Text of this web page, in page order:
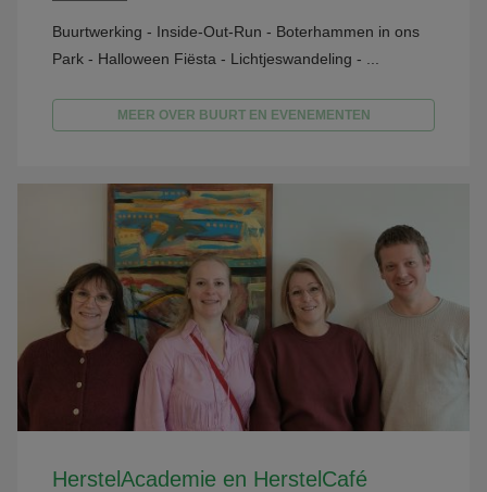
Buurtwerking - Inside-Out-Run - Boterhammen in ons
Park - Halloween Fiësta - Lichtjeswandeling - ...
MEER OVER BUURT EN EVENEMENTEN
HerstelAcademie en HerstelCafé